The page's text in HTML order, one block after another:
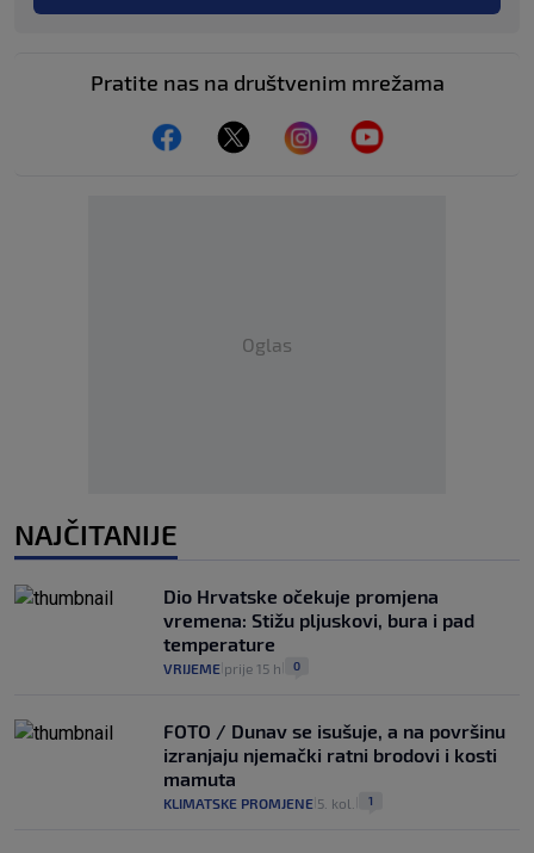
Pratite nas na društvenim mrežama
Oglas
NAJČITANIJE
Dio Hrvatske očekuje promjena
vremena: Stižu pljuskovi, bura i pad
temperature
VRIJEME prije 15 h 0
FOTO / Dunav se isušuje, a na površinu
izranjaju njemački ratni brodovi i kosti
mamuta
KLIMATSKE PROMJENE 5. kol. 1